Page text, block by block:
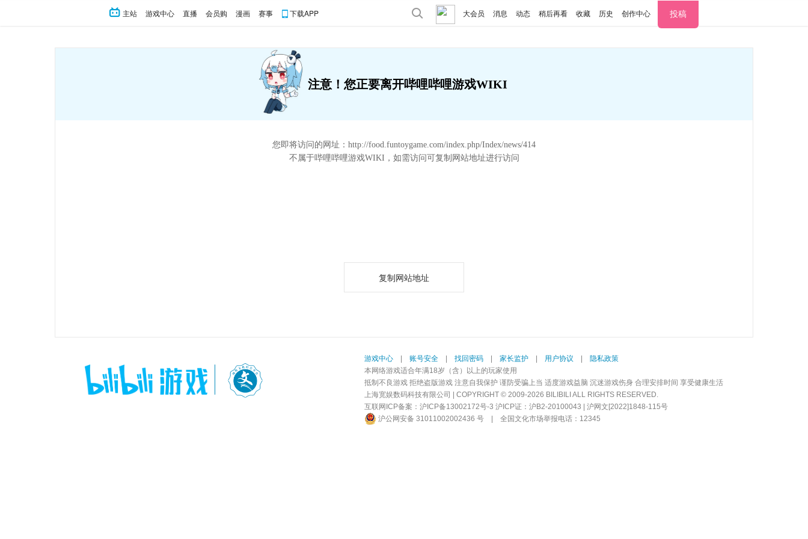
主站 游戏中心 直播 会员购 漫画 赛事 下载APP 大会员 消息 动态 稍后再看 收藏 历史 创作中心 投稿
注意！您正要离开哔哩哔哩游戏WIKI
您即将访问的网址： http://food.funtoygame.com/index.php/Index/news/414
不属于哔哩哔哩游戏WIKI，如需访问可复制网站地址进行访问
复制网站地址
游戏中心 账号安全 找回密码 家长监护 用户协议
隐私政策
本网络游戏适合年满18岁（含）以上的玩家使用
抵制不良游戏 拒绝盗版游戏 注意自我保护 谨防受骗上当 适度游戏益脑 沉迷游戏伤身 合理安排时间 享受健康生活
上海宽娱数码科技有限公司 | COPYRIGHT © 2009-2026 BILIBILI ALL RIGHTS RESERVED.
互联网ICP备案： 沪ICP备13002172号-3 沪ICP证：沪B2-20100043 | 沪网文[2022]1848-115号
沪公网安备 31011002002436 号
全国文化市场举报电话：12345